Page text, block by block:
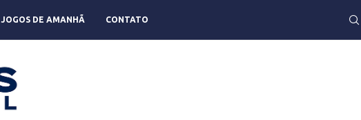
JOGOS DE AMANHÃ CONTATO